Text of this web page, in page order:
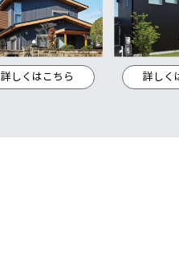
詳しくはこちら 詳しく